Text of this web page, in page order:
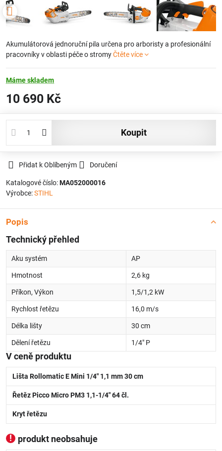
Akumulátorová jednoruční pila určena pro arboristy a profesionální
pracovníky v oblasti péče o stromyČtěte více
Máme skladem
10 690 Kč
koupit
Přidat k Oblíbeným Doručení
Katalogové číslo:MA052000016
Výrobce:STIHL
Popis
Technický přehled
Aku systém AP
Hmotnost 2,6 kg
Příkon, Výkon 1,5/1,2 kW
Rychlost řetězu 16,0 m/s
Délka lišty 30 cm
Dělení řetězu 1/4" P
V ceně produktu
Lišta Rollomatic E Mini 1/4" 1,1 mm 30 cm
Řetěz Picco Micro PM3 1,1-1/4" 64 čl.
Kryt řetězu
produkt neobsahuje